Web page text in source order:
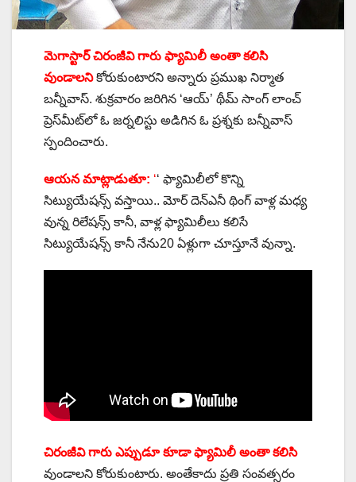
మెగాస్టార్‌ చిరంజీవి గారు ఫ్యామిలీ అంతా కలిసి
వుండాలనికోరుకుంటారని అన్నారు ప్రముఖ నిర్మాత
బన్నీవాస్‌. శుక్రవారం జరిగిన ‘ఆయ్‌’ థీమ్‌ సాంగ్‌ లాంచ్‌
ప్రెస్‌మీట్‌లో ఓ జర్నలిస్టు అడిగిన ఓ ప్రశ్నకు బన్నీవాస్‌
స్పందించారు.
ఆయన మాట్లాడుతూ: ‘‘ ఫ్యామిలీలో కొన్ని
సిట్యుయేషన్స్‌ వస్తాయి.. మోర్‌ దెన్‌ఎనీ థింగ్‌ వాళ్ల మధ్య
వున్న రిలేషన్స్‌ కానీ, వాళ్ల ఫ్యామిలీలు కలిసే
సిట్యుయేషన్స్ కానీ నేను20 ఏళ్లుగా చూస్తూనే వున్నా.
చిరంజీవి గారు ఎప్పుడూ కూడా ఫ్యామిలీ అంతా కలిసి
వుండాలని కోరుకుంటారు. అంతేకాదు ప్రతి సంవత్సరం